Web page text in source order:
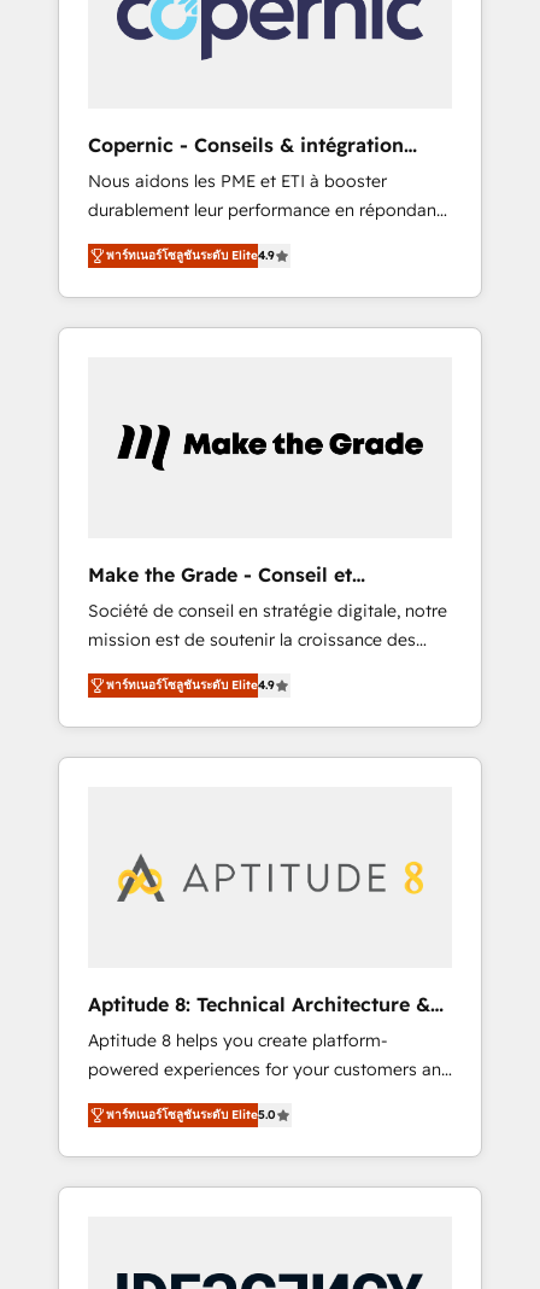
We engineer revenue outcomes for the GTM
owner on HubSpot. We Build Different
Solutions Partner 🤝 - Global: 75+ RPers
across five continents 🌐 - Scale: Largest
organically grown & fastest tiering Elite
HubSpot Partner 🪴 - CRM: More Sales Hub
implementations than any other Partner 💻 -
Salesforce: We convert SFDC addicts to
HubSpot evangelists 🧡 Don't pick a
Copernic - Conseils & intégration
HubSpot
Nous aidons les PME et ETI à booster
durablement leur performance en répondant
aux vrais défis : • Intégration de HubSpot
avec d’autres outils (ERP, téléphonie, etc.) •
Alignement des équipes grâce à un outil et
des données partagées • Amélioration de la
Notre équipe de 30 consultants certifiés
HubSpot aborde chaque projet avec un
objectifs d’entreprise. Grâce à une
méthodologie éprouvée auprès de plus de
400 clients, nous comprenons rapidement
vos enjeux et intégrons parfaitement
HubSpot dans votre organisation. Pour toute
question technique ou besoin de
structuration de votre projet HubSpot,
พาร์ทเนอร์โซลูชันระดับ Elite4.9
Make the Grade - Conseil et
intégrateur HubSpot
Société de conseil en stratégie digitale, notre
mission est de soutenir la croissance des
entreprises B2B à travers l’acquisition de
nouveaux clients, l'intégration CRM et le
développement des revenus auprès de vos
comptes existants. En France et à
digitale et des startups florissantes. Nos 3
grandes expertises sont : ➤ L’intégration de
synchronisation API, audit et maintenance) ➤
La création de sites internet de conversion
qui transforment les visiteurs en
opportunités d'affaires ➤ La mise en place
de stratégies d'acquisition marketing (SEO,
SEA, inbound, automatisation marketing,
ABM, IA, emailing) Informations clés : - 10 ans
certifications HubSpot cumulées
พาร์ทเนอร์โซลูชันระดับ Elite4.9
Aptitude 8: Technical Architecture &
Deployment
Aptitude 8 helps you create platform-
powered experiences for your customers and
teams. We build multi-hub solutions and
orchestrate operations across your entire
tech stack. Aptitude 8 is trusted by top
brands such as Lenovo, Bluetooth,
Association, Randstad, Uber Freight, and
พาร์ทเนอร์โซลูชันระดับ Elite5.0